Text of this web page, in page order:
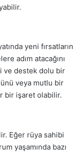
yeni fırsatların
adım atacağını
ve destek dolu bir
veya mutlu bir
bir işaret olabilir.
Eğer rüya sahibi
yaşamında bazı